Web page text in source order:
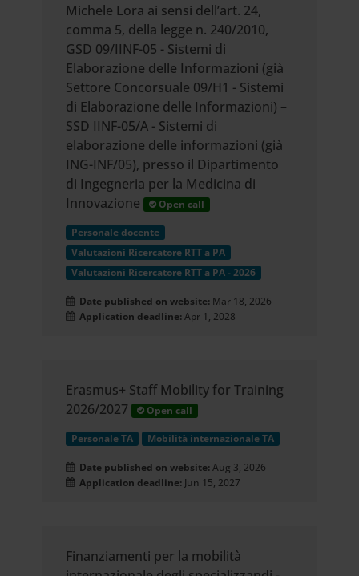
Michele Lora ai sensi dell’art. 24,
comma 5, della legge n. 240/2010,
GSD 09/IINF-05 - Sistemi di
Elaborazione delle Informazioni (già
Settore Concorsuale 09/H1 - Sistemi
di Elaborazione delle Informazioni) –
SSD IINF-05/A - Sistemi di
elaborazione delle informazioni (già
ING-INF/05), presso il Dipartimento
di Ingegneria per la Medicina di
Innovazione
Open call
Personale docente
Valutazioni Ricercatore RTT a PA
Valutazioni Ricercatore RTT a PA - 2026
Date published on website: Mar 18, 2026
Application deadline: Apr 1, 2028
Erasmus+ Staff Mobility for Training
2026/2027
Open call
Personale TA Mobilità internazionale TA
Date published on website:Aug 3, 2026
Application deadline: Jun 15, 2027
Finanziamenti per la mobilità